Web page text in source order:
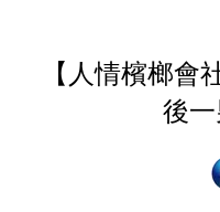
【人情檳榔
後